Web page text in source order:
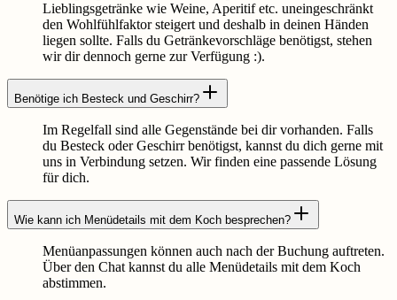
Lieblingsgetränke wie Weine, Aperitif etc. uneingeschränkt
den Wohlfühlfaktor steigert und deshalb in deinen Händen
liegen sollte. Falls du Getränkevorschläge benötigst, stehen
wir dir dennoch gerne zur Verfügung :).
Benötige ich Besteck und Geschirr?
Im Regelfall sind alle Gegenstände bei dir vorhanden. Falls
du Besteck oder Geschirr benötigst, kannst du dich gerne mit
uns in Verbindung setzen. Wir finden eine passende Lösung
für dich.
Wie kann ich Menüdetails mit dem Koch besprechen?
Menüanpassungen können auch nach der Buchung auftreten.
Über den Chat kannst du alle Menüdetails mit dem Koch
abstimmen.